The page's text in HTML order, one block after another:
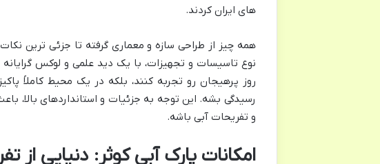
های ایران کردند.
همه چیز از طراحی سازه و معماری گرفته تا جزئی ترین
نوع تاسیسات و تجهیزات، با یک دید علمی و لوکس
روز پرهیجان رو تجربه کنند، بلکه در یک محیط کاملاً
رسیدگی بشه. این توجه به جزئیات و استانداردهای بالا،
و تفریحات آبی باشه.
امکانات پارک آبی کوثر: دنیایی از